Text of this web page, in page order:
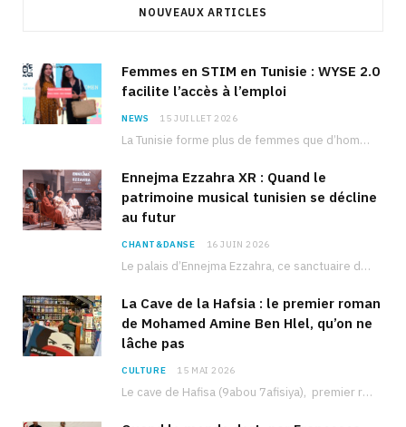
NOUVEAUX ARTICLES
Femmes en STIM en Tunisie : WYSE 2.0
facilite l’accès à l’emploi
NEWS 15 JUILLET 2026
La Tunisie forme plus de femmes que d’hommes dans les filières scientifiques. Pourtant, pour beaucoup…
Ennejma Ezzahra XR : Quand le
patrimoine musical tunisien se décline
au futur
CHANT&DANSE 16 JUIN 2026
Le palais d’Ennejma Ezzahra, ce sanctuaire de la musique tunisienne et méditerranéenne construit par le…
La Cave de la Hafsia : le premier roman
de Mohamed Amine Ben Hlel, qu’on ne
lâche pas
CULTURE 15 MAI 2026
Le cave de Hafisa (9abou 7afisiya), premier roman du journaliste tunisien Mohamed Amine Ben Hlel,…